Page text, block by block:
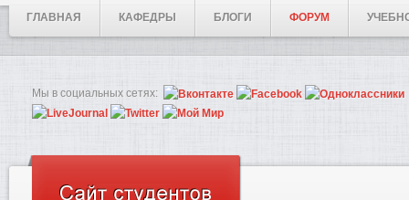
ГЛАВНАЯ КАФЕДРЫ БЛОГИ ФОРУМ
Мы в социальных сетях: